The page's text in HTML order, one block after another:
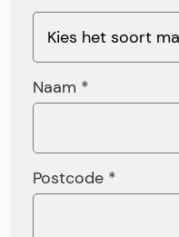
Naam *
Postcode *